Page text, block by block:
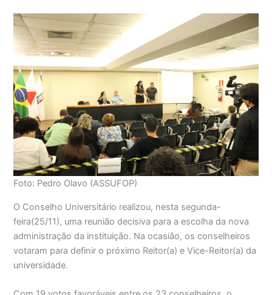
Foto: Pedro Olavo (ASSUFOP)
O Conselho Universitário realizou, nesta segunda-
feira(25/11), uma reunião decisiva para a escolha da nova
administração da instituição. Na ocasião, os conselheiros
votaram para definir o próximo Reitor(a) e Vice-Reitor(a) da
universidade.